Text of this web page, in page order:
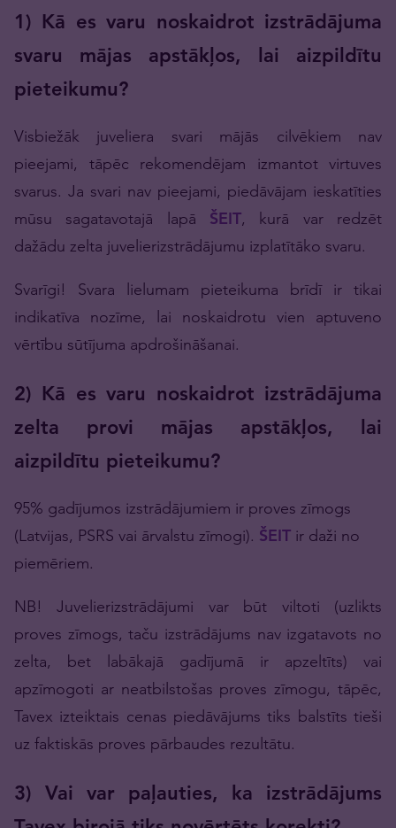
1) Kā es varu noskaidrot izstrādājuma
svaru mājas apstākļos, lai aizpildītu
pieteikumu?
Visbiežāk juveliera svari mājās cilvēkiem nav
pieejami, tāpēc rekomendējam izmantot virtuves
svarus. Ja svari nav pieejami, piedāvājam ieskatīties
mūsu sagatavotajā lapā ŠEIT, kurā var redzēt
dažādu zelta juvelierizstrādājumu izplatītāko svaru.
Svarīgi! Svara lielumam pieteikuma brīdī ir tikai
indikatīva nozīme, lai noskaidrotu vien aptuveno
vērtību sūtījuma apdrošināšanai.
2) Kā es varu noskaidrot izstrādājuma
zelta provi mājas apstākļos, lai
aizpildītu pieteikumu?
95% gadījumos izstrādājumiem ir proves zīmogs
(Latvijas, PSRS vai ārvalstu zīmogi). ŠEIT ir daži no
piemēriem.
NB! Juvelierizstrādājumi var būt viltoti (uzlikts
proves zīmogs, taču izstrādājums nav izgatavots no
zelta, bet labākajā gadījumā ir apzeltīts) vai
apzīmogoti ar neatbilstošas proves zīmogu, tāpēc,
Tavex izteiktais cenas piedāvājums tiks balstīts tieši
uz faktiskās proves pārbaudes rezultātu.
3) Vai var paļauties, ka izstrādājums